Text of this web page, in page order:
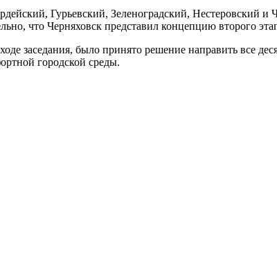
Гурьевский, Зеленоградский, Нестеровский
что Черняховск представил концепцию второго
заседания, было принято решение направить все
городской среды.